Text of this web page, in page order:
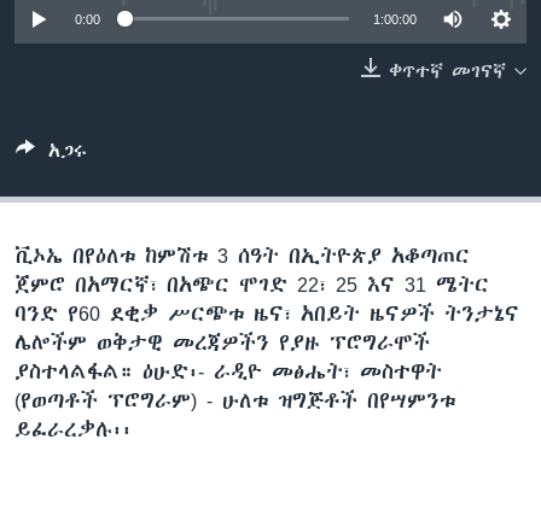
0:00 1:00:00
ቀጥተኛ መገናኛ
አጋሩ
ቪኦኤ በየዕለቱ ከምሽቱ 3 ሰዓት በኢትዮጵያ አቆጣጠር
ጀምሮ በአማርኛ፣ በአጭር ሞገድ 22፣ 25 እና 31 ሜትር
ባንድ የ60 ደቂቃ ሥርጭቱ ዜና፣ አበይት ዜናዎች ትንታኔና
ሌሎችም ወቅታዊ መረጃዎችን የያዙ ፕሮግራሞች
ያስተላልፋል። ዕሁድ፡- ራዲዮ መፅሔት፣ መስተዋት
(የወጣቶች ፕሮግራም) - ሁለቱ ዝግጅቶች በየሣምንቱ
ይፈራረቃሉ፡፡